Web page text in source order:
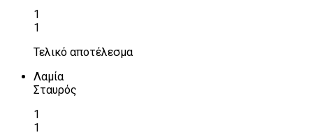
1
1
Τελικό αποτέλεσμα
Λαμία
Σταυρός
1
1